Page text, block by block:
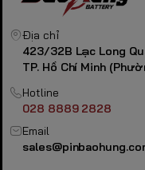
Địa chỉ
423/32B Lạc Long
TP. Hồ Chí Minh
Hotline
028 8889 2828
Email